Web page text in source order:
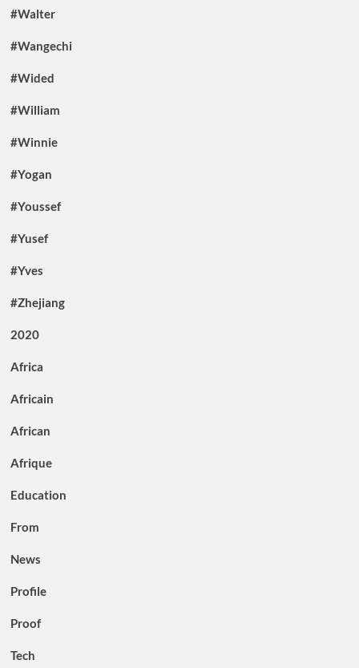
#Walter
#Wangechi
#Wided
#William
#Winnie
#Yogan
#Youssef
#Yusef
#Yves
#Zhejiang
2020
Africa
Africain
African
Afrique
Education
From
News
Profile
Proof
Tech